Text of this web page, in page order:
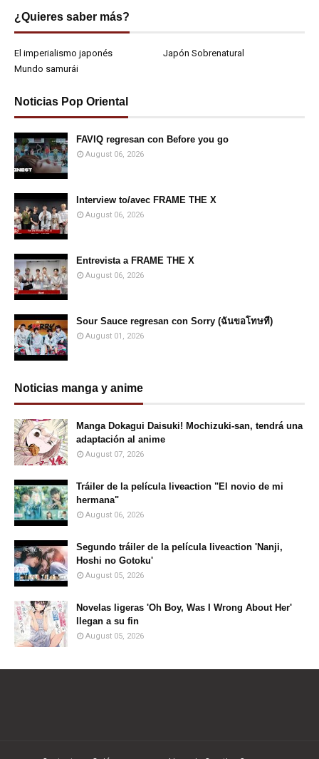
¿Quieres saber más?
El imperialismo japonés
Japón Sobrenatural
Mundo samurái
Noticias Pop Oriental
FAVIQ regresan con Before you go
August 06, 2026
Interview to/avec FRAME THE X
August 06, 2026
Entrevista a FRAME THE X
August 06, 2026
Sour Sauce regresan con Sorry (ฉันขอโทษที)
August 01, 2026
Noticias manga y anime
Manga Dokagui Daisuki! Mochizuki-san, tendrá una
adaptación al anime
August 07, 2026
Tráiler de la película liveaction "El novio de mi
hermana"
August 06, 2026
Segundo tráiler de la película liveaction 'Nanji,
Hoshi no Gotoku'
August 05, 2026
Novelas ligeras 'Oh Boy, Was I Wrong About Her'
llegan a su fin
August 05, 2026